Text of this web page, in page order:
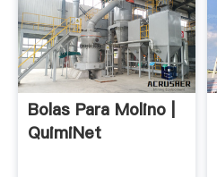
Bolas Para Molino |
QuimiNet